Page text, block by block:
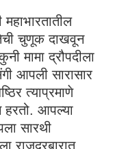
चुणूक दाखवून
मामा द्रौपदीला
आपली सारासार
त्याप्रमाणे
हरतो. आपल्या
सारथी
राजदरबारात